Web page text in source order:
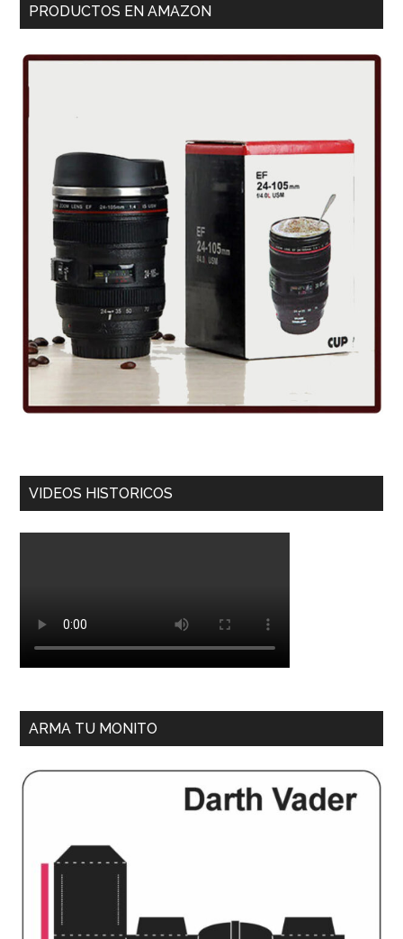
PRODUCTOS EN AMAZON
VIDEOS HISTORICOS
ARMA TU MONITO